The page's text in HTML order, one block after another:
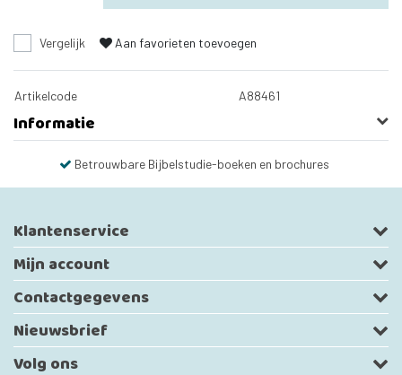
Vergelijk Aan favorieten toevoegen
Artikelcode A88461
Informatie
Betrouwbare Bijbelstudie-boeken en brochures
Klantenservice
Mijn account
Contactgegevens
Nieuwsbrief
Volg ons